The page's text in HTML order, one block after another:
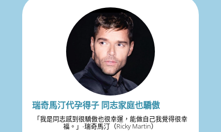
瑞奇馬汀代孕得子 同志家庭也驕傲
「我是同志感到很驕傲也很幸運，能做自己我覺得很幸
福。」-瑞奇馬汀（Ricky Martin）